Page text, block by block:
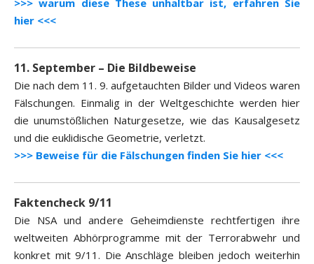
hier <<<
11. September – Die Bildbeweise
Die nach dem 11. 9. aufgetauchten Bilder und Videos waren
Fälschungen. Einmalig in der Weltgeschichte werden hier
die unumstößlichen Naturgesetze, wie das Kausalgesetz
und die euklidische Geometrie, verletzt.
>>> Beweise für die Fälschungen finden Sie hier <<<
Faktencheck 9/11
Die NSA und andere Geheimdienste rechtfertigen ihre
weltweiten Abhörprogramme mit der Terrorabwehr und
konkret mit 9/11. Die Anschläge bleiben jedoch weiterhin